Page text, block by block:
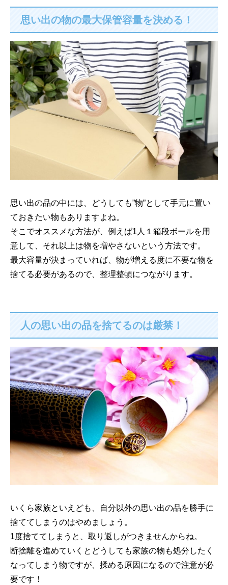
思い出の物の最大保管容量を決める！
思い出の品の中には、どうしても”物”として手元に置い
ておきたい物もありますよね。
そこでオススメな方法が、例えば1人１箱段ボールを用
意して、それ以上は物を増やさないという方法です。
最大容量が決まっていれば、物が増える度に不要な物を
捨てる必要があるので、整理整頓につながります。
人の思い出の品を捨てるのは厳禁！
いくら家族といえども、自分以外の思い出の品を勝手に
捨ててしまうのはやめましょう。
1度捨ててしまうと、取り返しがつきませんからね。
断捨離を進めていくとどうしても家族の物も処分したく
なってしまう物ですが、揉める原因になるので注意が必
要です！